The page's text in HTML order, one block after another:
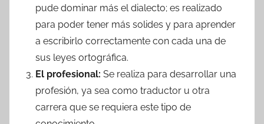
pude dominar más el dialecto; es realizado
para poder tener más solides y para aprender
a escribirlo correctamente con cada una de
sus leyes ortográfica.
El profesional: Se realiza para desarrollar una
profesión, ya sea como traductor u otra
carrera que se requiera este tipo de